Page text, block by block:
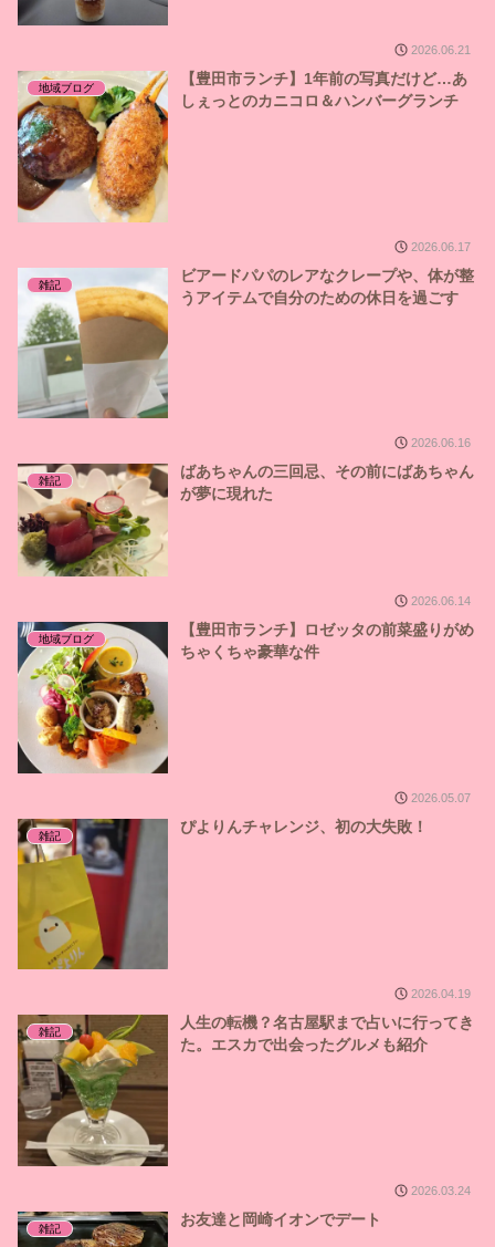
2026.06.21
地域ブログ
【豊田市ランチ】1年前の写真だけど…あ
しぇっとのカニコロ＆ハンバーグランチ
2026.06.17
雑記
ビアードパパのレアなクレープや、体が整
うアイテムで自分のための休日を過ごす
2026.06.16
雑記
ばあちゃんの三回忌、その前にばあちゃん
が夢に現れた
2026.06.14
地域ブログ
【豊田市ランチ】ロゼッタの前菜盛りがめ
ちゃくちゃ豪華な件
2026.05.07
雑記
ぴよりんチャレンジ、初の大失敗！
2026.04.19
雑記
人生の転機？名古屋駅まで占いに行ってき
た。エスカで出会ったグルメも紹介
2026.03.24
雑記
お友達と岡崎イオンでデート